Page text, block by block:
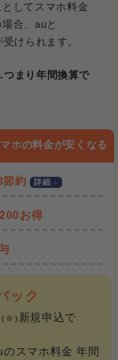
してスマホ料金
合、auと
けられます。
まり年間換算で
ホの料金が安くなる
節約 詳細
お得
ック
(※) 新規申込で
スマホ料金 年間